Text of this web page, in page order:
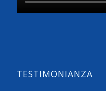
TESTIMONIANZA